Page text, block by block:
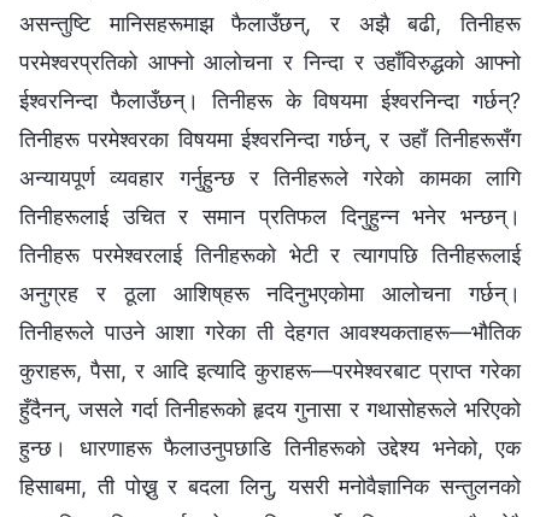
असन्तुष्टि मानिसहरूमाझ फैलाउँछन्, र अझै बढी, तिनीहरू
परमेश्‍वरप्रतिको आफ्नो आलोचना र निन्दा र उहाँविरुद्धको आफ्नो
ईश्वरनिन्दा फैलाउँछन्। तिनीहरू के विषयमा ईश्वरनिन्दा गर्छन्?
तिनीहरू परमेश्‍वरका विषयमा ईश्वरनिन्दा गर्छन्, र उहाँ तिनीहरूसँग
अन्यायपूर्ण व्यवहार गर्नुहुन्छ र तिनीहरूले गरेको कामका लागि
तिनीहरूलाई उचित र समान प्रतिफल दिनुहुन्‍न भनेर भन्छन्।
तिनीहरू परमेश्‍वरलाई तिनीहरूको भेटी र त्यागपछि तिनीहरूलाई
अनुग्रह र ठूला आशिष्‌हरू नदिनुभएकोमा आलोचना गर्छन्।
तिनीहरूले पाउने आशा गरेका ती देहगत आवश्यकताहरू—भौतिक
कुराहरू, पैसा, र आदि इत्यादि कुराहरू—परमेश्‍वरबाट प्राप्त गरेका
हुँदैनन्, जसले गर्दा तिनीहरूको हृदय गुनासा र गथासोहरूले भरिएको
हुन्छ। धारणाहरू फैलाउनुपछाडि तिनीहरूको उद्देश्य भनेको, एक
हिसाबमा, ती पोख्नु र बदला लिनु, यसरी मनोवैज्ञानिक सन्तुलनको